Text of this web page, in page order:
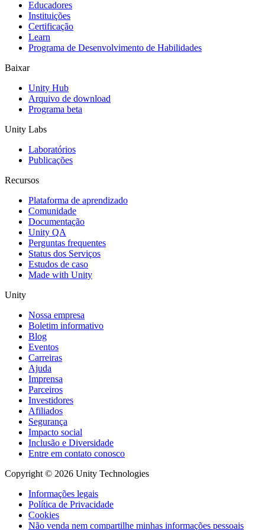
Jogos XR
Lance jogos XR em várias plataformas
Jogos com multijogador
Simplifique o desenvolvimento de jogos multiplayer
Educadores
Instituições
Certificação
Learn
Programa de Desenvolvimento de Habilidades
Baixar
Unity Hub
Arquivo de download
Programa beta
Unity Labs
Laboratórios
Publicações
Recursos
Plataforma de aprendizado
Comunidade
Documentação
Unity QA
Perguntas frequentes
Status dos Serviços
Estudos de caso
Made with Unity
Unity
Nossa empresa
Boletim informativo
Blog
Eventos
Carreiras
Ajuda
Imprensa
Parceiros
Investidores
Afiliados
Segurança
Impacto social
Inclusão e Diversidade
Entre em contato conosco
Copyright © 2026 Unity Technologies
Informações legais
Política de Privacidade
Cookies
Não venda nem compartilhe minhas informações pessoais